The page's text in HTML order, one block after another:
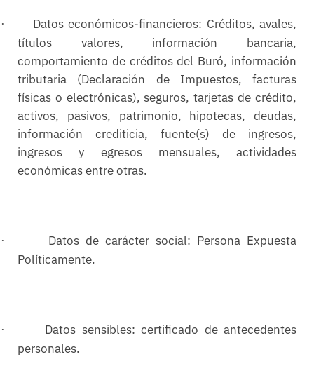
·
Datos económicos-financieros: Créditos, avales,
títulos valores, información bancaria,
comportamiento de créditos del Buró, información
tributaria (Declaración de Impuestos, facturas
físicas o electrónicas), seguros, tarjetas de crédito,
activos, pasivos, patrimonio, hipotecas, deudas,
información crediticia, fuente(s) de ingresos,
ingresos y egresos mensuales, actividades
económicas entre otras.
·
Datos de carácter social: Persona Expuesta
Políticamente.
·
Datos sensibles: certificado de antecedentes
personales.